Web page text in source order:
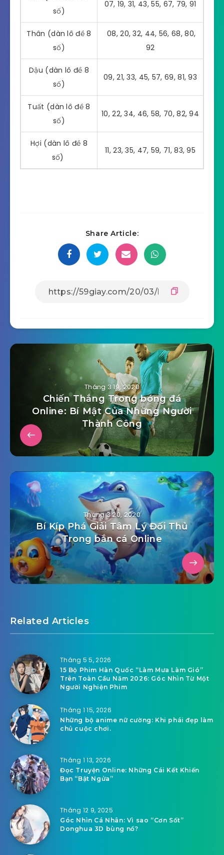
số)
07, 19, 31, 43, 55, 67, 79, 91
Thân (dàn lô đề 8
số)
08, 20, 32, 44, 56, 68, 80,
92
Dậu (dàn lô đề 8
số)
09, 21, 33, 45, 57, 69, 81, 93
Tuất (dàn lô đề 8
số)
10, 22, 34, 46, 58, 70, 82, 94
Hợi (dàn lô đề 8
số)
11, 23, 35, 47, 59, 71, 83, 95
Share Article:
Tháng 3 19, 2020
Chiến Thắng Trong bóng đá
Online: Bí Mật Của Những Người
Thành Công
Tháng 3 20, 2020
Bí Kíp Phá Giải Tâm Lý Đối Thủ
Trong bắn cá Online
Related Articles
Tháng 5 5, 2026
15 Bộ Phim Hàn Quốc “Làm Mưa Làm Gió”
Trên Toàn Cầu Năm 2026: Góc Nhìn Từ Một
Người Nghiện Phim
Tháng 1 15, 2026
Những bộ anime nữ cường: Khi phái đẹp làm
chủ cuộc chơi.
Tháng 1 13, 2026
Đọc Truyện Online: Những Cái Kết Khiến
Bạn “Bật Ngửa”
Tháng 12 9, 2025
Góc Nhìn Cá Nhân: Vì sao “Cơn Sốt”
Donghua 3D bùng nổ?